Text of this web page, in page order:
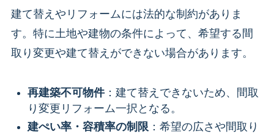
建て替えやリフォームには法的な制約がありま
す。特に土地や建物の条件によって、希望する間
取り変更や建て替えができない場合があります。
再建築不可物件：建て替えできないため、間取
り変更リフォーム一択となる。
建ぺい率・容積率の制限：希望の広さや間取り